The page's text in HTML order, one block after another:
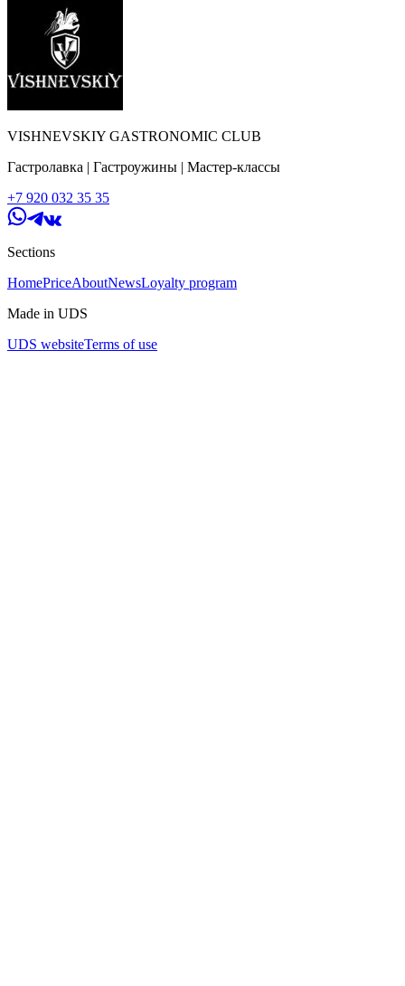
VISHNEVSKIY GASTRONOMIC CLUB
Гастролавка | Гастроужины | Мастер-классы
+7 920 032 35 35
Sections
HomePriceAboutNewsLoyalty program
Made in UDS
UDS websiteTerms of use